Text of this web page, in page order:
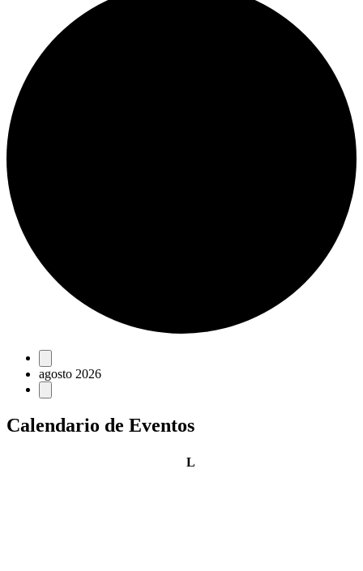
Eventos
agosto 2026
Calendario de Eventos
Llunes